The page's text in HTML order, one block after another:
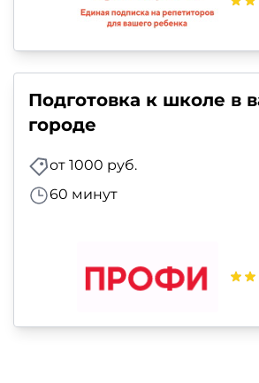
Подготовка к школе в
городе
от 1000 руб.
60 минут